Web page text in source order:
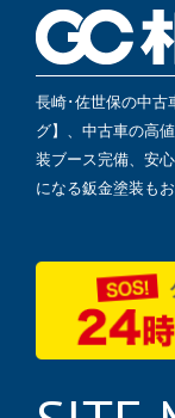
長崎･佐世保の中古
グ】、中古車の高
装ブース完備、安
になる鈑金塗装もお